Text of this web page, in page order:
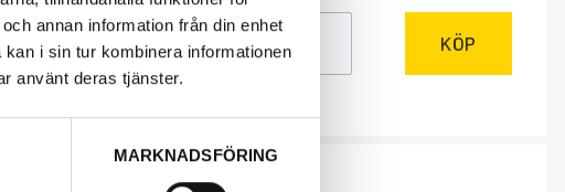
annan information från din enhet
i sin tur kombinera informationen
använt deras tjänster.
MARKNADSFÖRING
exkl.
KÖP